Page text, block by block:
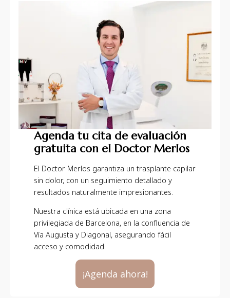
Agenda tu cita de evaluación
gratuita con el Doctor Merlos
El Doctor Merlos garantiza un trasplante capilar
sin dolor, con un seguimiento detallado y
resultados naturalmente impresionantes.
Nuestra clínica está ubicada en una zona
privilegiada de Barcelona, en la confluencia de
Vía Augusta y Diagonal, asegurando fácil
acceso y comodidad.
¡Agenda ahora!